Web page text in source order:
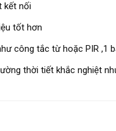
kết nối
tốt hơn
công tắc từ hoặc PIR ,1
thời tiết khắc nghiệt